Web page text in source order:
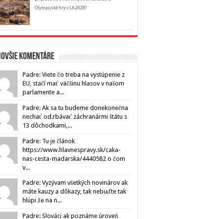
Olympijské hry v LA 2028?
komentáre
Padre: Viete čo treba na vystúpenie z
EU, stačí mať väčšinu hlasov v našom
parlamente a...
Padre: Ak sa tu budeme donekonečna
nechať od.rbávať záchranármi štátu s
13 dôchodkami,...
Padre: Tu je článok
https://www.hlavnespravy.sk/caka-
nas-cesta-madarska/4440582 o čom
v...
Padre: Vyzývam všetkých novinárov ak
máte kauzy a dôkazy, tak nebuďte tak
hlúpi že na n...
Padre: Slováci ak poznáme úroveň